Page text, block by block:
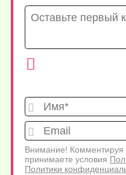
Внимание! Комментируя
принимаете условия
Политики